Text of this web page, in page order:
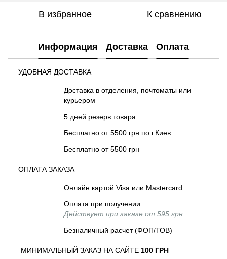
В избранное К сравнению
Информация Доставка Оплата
УДОБНАЯ ДОСТАВКА
Доставка в отделения, почтоматы или
курьером
5 дней резерв товара
Бесплатно от 5500 грн по г.Киев
Бесплатно от 5500 грн
ОПЛАТА ЗАКАЗА
Онлайн картой Visa или Mastercard
Оплата при получении
Действует при заказе от 595 грн
Безналичный расчет (ФОП/ТОВ)
МИНИМАЛЬНЫЙ ЗАКАЗ НА САЙТЕ 100 ГРН